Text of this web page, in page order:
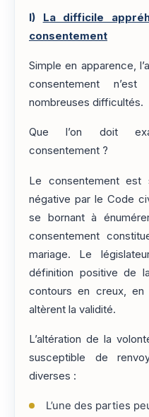
I) La difficile
consentement
Simple en apparence,
consentement
nombreuses difficultés.
Que l’on doit
consentement ?
Le consentement est
négative par le Code
se bornant à
consentement
mariage. Le
définition positive de
contours en creux,
altèrent la validité.
L’altération de la
susceptible de
diverses :
L’une des parties